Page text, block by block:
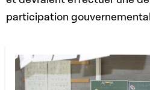
participation